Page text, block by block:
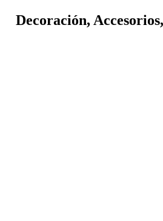
Decoración,